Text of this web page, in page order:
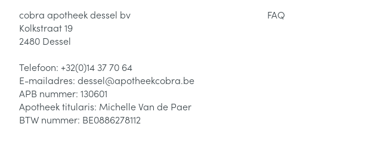
cobra apotheek dessel bv
Kolkstraat 19
2480 Dessel
Telefoon: +32(0)14 37 70 64
E-mailadres: dessel@apotheekcobra.be
APB nummer: 130601
Apotheek titularis: Michelle Van de Paer
BTW nummer: BE0886278112
FAQ